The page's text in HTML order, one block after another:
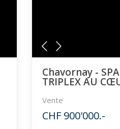
Chavornay -
TRIPLEX AU
Vente
CHF 900'000.-